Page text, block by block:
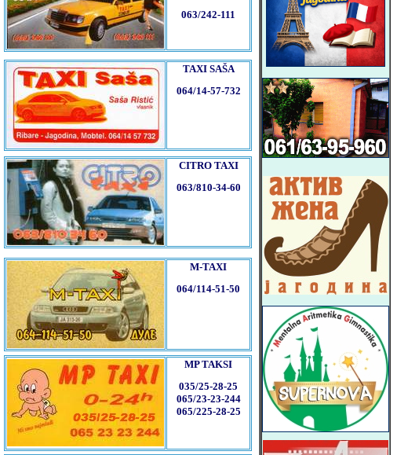
063/242-111
TAXI SAŠA
064/14-57-732
CITRO TAXI
063/810-34-60
M-TAXI
064/114-51-50
MP TAKSI
035/25-28-25
065/23-23-244
065/225-28-25